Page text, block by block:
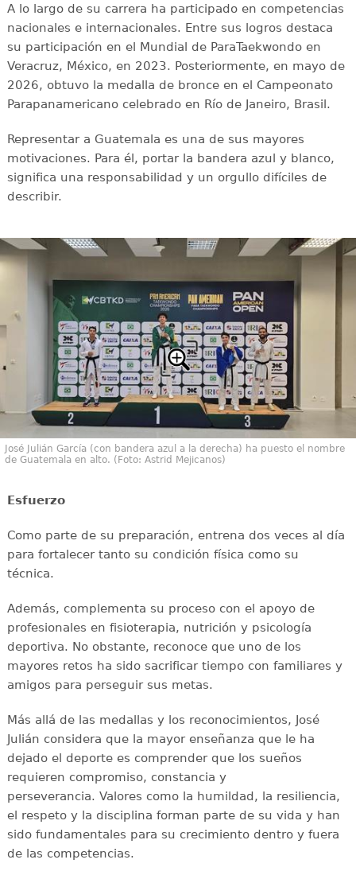
A lo largo de su carrera ha participado en competencias
nacionales e internacionales. Entre sus logros destaca
su participación en el Mundial de ParaTaekwondo en
Veracruz, México, en 2023. Posteriormente, en mayo de
2026, obtuvo la medalla de bronce en el Campeonato
Parapanamericano celebrado en Río de Janeiro, Brasil.
Representar a Guatemala es una de sus mayores
motivaciones. Para él, portar la bandera azul y blanco,
significa una responsabilidad y un orgullo difíciles de
describir.
José Julián García (con bandera azul a la derecha) ha puesto el nombre
de Guatemala en alto. (Foto: Astrid Mejicanos)
Esfuerzo
Como parte de su preparación, entrena dos veces al día
para fortalecer tanto su condición física como su
técnica.
Además, complementa su proceso con el apoyo de
profesionales en fisioterapia, nutrición y psicología
deportiva. No obstante, reconoce que uno de los
mayores retos ha sido sacrificar tiempo con familiares y
amigos para perseguir sus metas.
Más allá de las medallas y los reconocimientos, José
Julián considera que la mayor enseñanza que le ha
dejado el deporte es comprender que los sueños
requieren compromiso, constancia y
perseverancia. Valores como la humildad, la resiliencia,
el respeto y la disciplina forman parte de su vida y han
sido fundamentales para su crecimiento dentro y fuera
de las competencias.